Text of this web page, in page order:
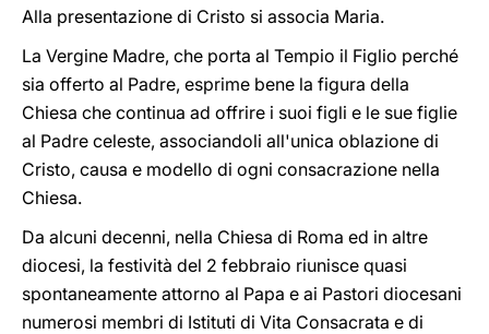
Alla presentazione di Cristo si associa Maria.
La Vergine Madre, che porta al Tempio il Figlio perché
sia offerto al Padre, esprime bene la figura della
Chiesa che continua ad offrire i suoi figli e le sue figlie
al Padre celeste, associandoli all'unica oblazione di
Cristo, causa e modello di ogni consacrazione nella
Chiesa.
Da alcuni decenni, nella Chiesa di Roma ed in altre
diocesi, la festività del 2 febbraio riunisce quasi
spontaneamente attorno al Papa e ai Pastori diocesani
numerosi membri di Istituti di Vita Consacrata e di